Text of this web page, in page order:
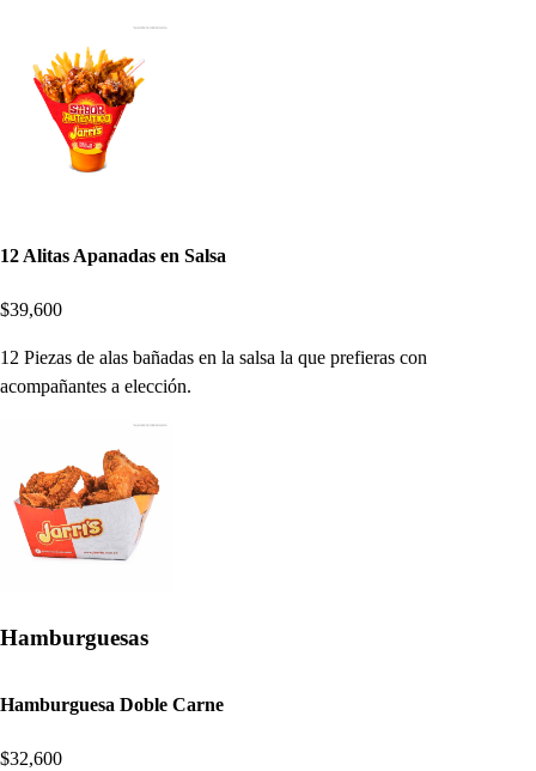
12 Alitas Apanadas en Salsa
$39,600
12 Piezas de alas bañadas en la salsa la que prefieras con
acompañantes a elección.
Hamburguesas
Hamburguesa Doble Carne
$32,600